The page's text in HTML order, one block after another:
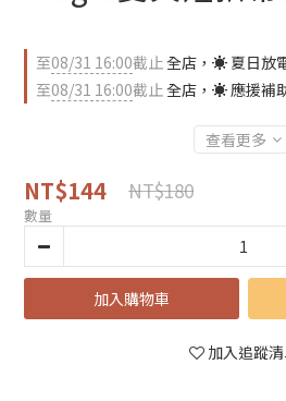
至08/31 16:00截止全店，☀️ 夏日放
至08/31 16:00截止全店，☀️ 應援補
查看更多
NT$144 NT$180
數量
加入購物車
加入追蹤